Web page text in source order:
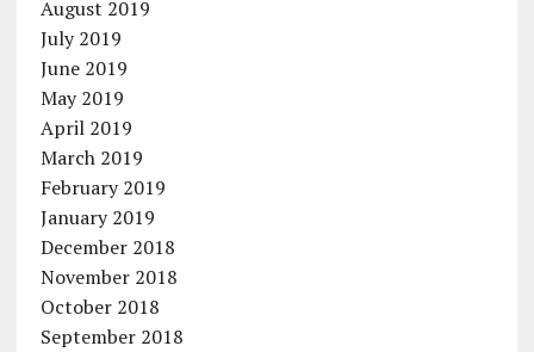
August 2019
July 2019
June 2019
May 2019
April 2019
March 2019
February 2019
January 2019
December 2018
November 2018
October 2018
September 2018